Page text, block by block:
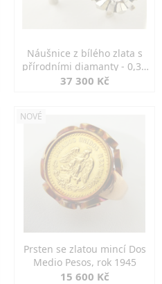
Náušnice z bílého zlata s
přírodními diamanty - 0,30
ct
37 300 Kč
NOVÉ
Prsten se zlatou mincí Dos
Medio Pesos, rok 1945
15 600 Kč